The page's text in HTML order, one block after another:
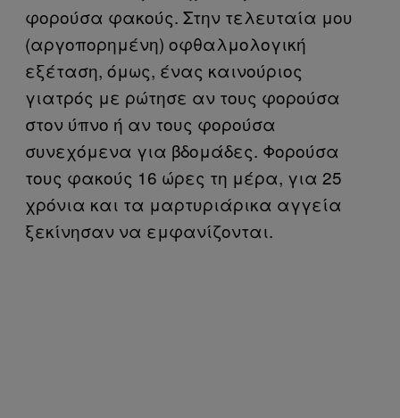
φορούσα φακούς. Στην τελευταία μου
(αργοπορημένη) οφθαλμολογική
εξέταση, όμως, ένας καινούριος
γιατρός με ρώτησε αν τους φορούσα
στον ύπνο ή αν τους φορούσα
συνεχόμενα για βδομάδες. Φορούσα
τους φακούς 16 ώρες τη μέρα, για 25
χρόνια και τα μαρτυριάρικα αγγεία
ξεκίνησαν να εμφανίζονται.